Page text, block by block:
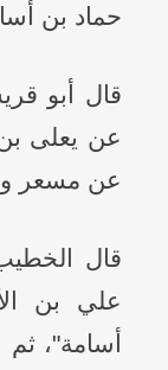
حماد بن
قال أبو
عن يعلى
عن مسعر
قال
علي بن
أسامة"،